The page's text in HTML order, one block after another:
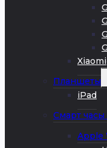
Xiaomi
Планшеты
iPad
Смарт часы
Apple